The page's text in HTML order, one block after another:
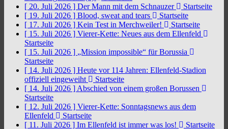
[ 20. Juli 2026 ] Der Mann mit dem Schnauzer
Startseite
[ 19. Juli 2026 ] Blood, sweat and tears
Startseite
[ 17. Juli 2026 ] Kein Test in Merchweiler!
Startseite
[ 15. Juli 2026 ] Vierer-Kette: Neues aus dem Ellenfeld
Startseite
[ 15. Juli 2026 ] „Mission impossible“ für Borussia
Startseite
[ 14. Juli 2026 ] Heute vor 114 Jahren: Ellenfeld-Stadion
offiziell eingeweiht
Startseite
[ 14. Juli 2026 ] Abschied von einem großen Borussen
Startseite
[ 12. Juli 2026 ] Vierer-Kette: Sonntagsnews aus dem
Ellenfeld
Startseite
[ 11. Juli 2026 ] Im Ellenfeld ist immer was los!
Startseite